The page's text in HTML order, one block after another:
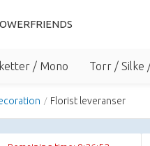
/ Mono Torr / Silke
Florist leveranser